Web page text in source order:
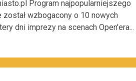
Program najpopularniejszego
wzbogacony o 10 nowych
dni imprezy na scenach Open'era...